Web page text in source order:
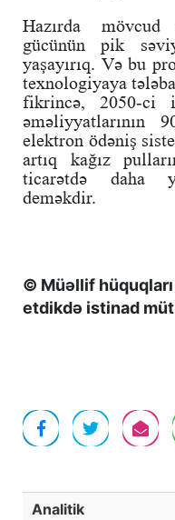
Hazırda
gücünün pik
yaşayırıq. Və bu
texnologiyaya
fikrincə, 2050-ci
elektron ödəniş
artıq kağız
ticarətdə daha
deməkdir.
© Müəllif
etdikdə istinad
Analitik